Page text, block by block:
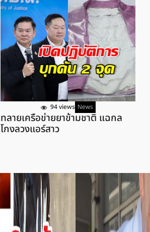
94 views News
ทลายเครือข่ายยาข้ามชาติ แฉกล
โกงลวงแอร์สาว
ำสัปดาห์